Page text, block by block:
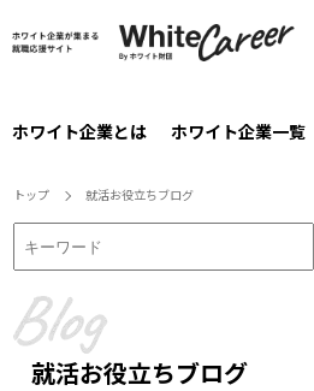
ホワイト企業とは ホワイト企業一覧
トップ 就活お役⽴ちブログ
就活お役⽴ちブログ